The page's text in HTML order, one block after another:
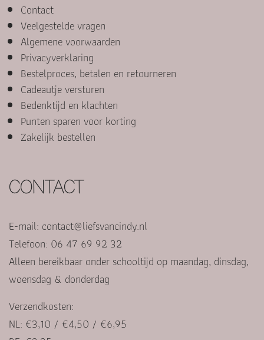
Contact
Veelgestelde vragen
Algemene voorwaarden
Privacyverklaring
Bestelproces, betalen en retourneren
Cadeautje versturen
Bedenktijd en klachten
Punten sparen voor korting
Zakelijk bestellen
CONTACT
E-mail: contact@liefsvancindy.nl
Telefoon: 06 47 69 92 32
Alleen bereikbaar onder schooltijd op maandag, dinsdag,
woensdag & donderdag
Verzendkosten:
NL: €3,10 / €4,50 / €6,95